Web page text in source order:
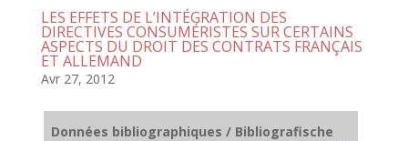
LES EFFETS DE L’INTÉGRATION DES
DIRECTIVES CONSUMÉRISTES SUR CERTAINS
ASPECTS DU DROIT DES CONTRATS FRANÇAIS
ET ALLEMAND
Avr 27, 2012
Données bibliographiques / Bibliografische